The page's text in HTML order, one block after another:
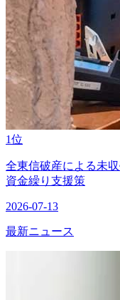
1位
全東信破産による未
資金繰り支援策
2026-07-13
最新ニュース